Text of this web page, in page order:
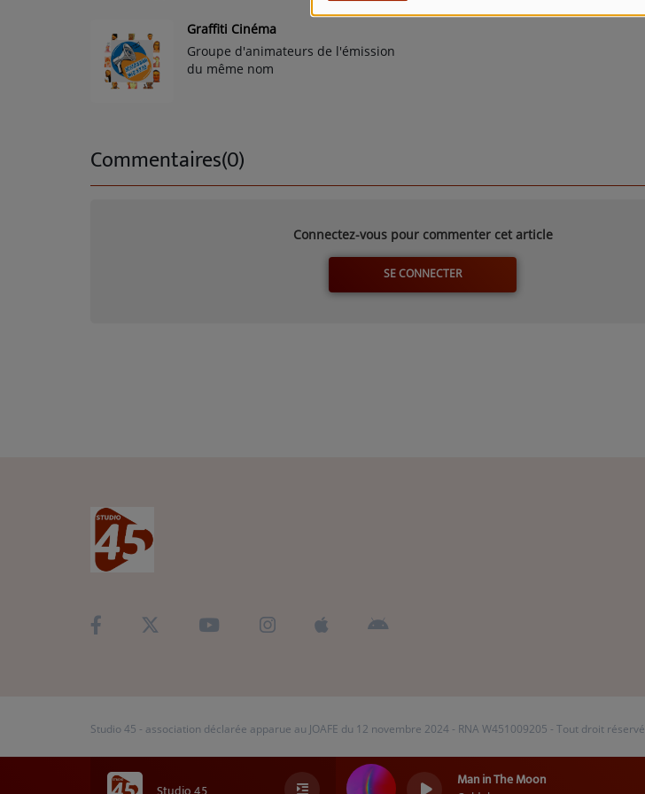
Man in The Moon
Graffiti Cinéma
Groupe d'animateurs de l'émission
du même nom
Commentaires(0)
Connectez-vous pour commenter cet article
SE CONNECTER
Studio 45 - association déclarée apparue au JOAFE du 12 novembre 2024 - RNA W451009205 - Tout droit réservé